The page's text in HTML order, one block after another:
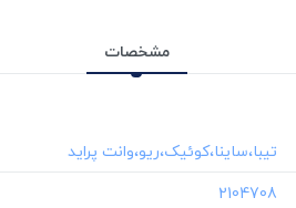
مشخصات
‎2104708